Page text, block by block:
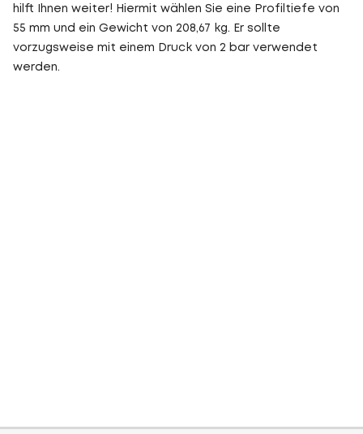
hilft Ihnen weiter! Hiermit wählen Sie eine Profiltiefe von
55 mm und ein Gewicht von 208,67 kg. Er sollte
vorzugsweise mit einem Druck von 2 bar verwendet
werden.